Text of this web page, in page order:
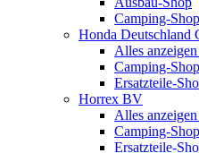
Camping-Shop
Honda Deutschland
Alles
Camping-Shop
Ersatzteile-
Horrex BV
Alles
Camping-Shop
Ersatzteile-